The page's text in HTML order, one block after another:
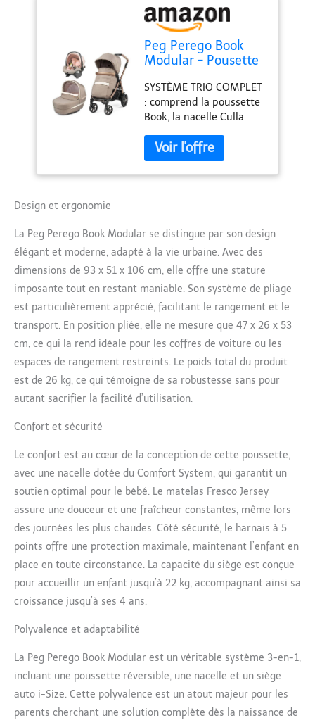
Peg Perego Book
Modular - Pousette
Poussette
Réversible, Nacelle
avec Comfort
System, Siège Auto
i-Size, Roues Soft
Ride, Matelas Fresco
Jersey, Mon Amour
SYSTÈME TRIO COMPLET
: comprend la poussette
Book, la nacelle Culla
Size Primo Viaggio SLK
pour un ensemble
pratique et soigné dans
dossier et le repose-
jambes pour garantir la
position idéale du bébé
MATELAS FRESCO JERSEY
: Matelas et revêtements
intérieurs du berceau en
tissu respirant, doux et
hygiénique pour un
POUSSETTE
CONFORTABLE ET
SPACIEUSE : Homologuée
couverture dédiée La
capote est très large et
extensible, offrant une
accrus pour l'enfant
ROUES SOFT RIDE : Roues
sculptées avec
suspension arrière et
roulements à billes qui
assurent une conduite
fluide sur tous les types
Viaggio SLK voyage dos à
la route jusqu'à 87 cm et
13 kg, adapté également
pour l'avion Il garantit
Design et ergonomie
La Peg Perego Book Modular se distingue par son design
élégant et moderne, adapté à la vie urbaine. Avec des
dimensions de 93 x 51 x 106 cm, elle offre une stature
imposante tout en restant maniable. Son système de pliage
est particulièrement apprécié, facilitant le rangement et le
transport. En position pliée, elle ne mesure que 47 x 26 x 53
cm, ce qui la rend idéale pour les coffres de voiture ou les
espaces de rangement restreints. Le poids total du produit
est de 26 kg, ce qui témoigne de sa robustesse sans pour
autant sacrifier la facilité d’utilisation.
Confort et sécurité
Le confort est au cœur de la conception de cette poussette,
avec une nacelle dotée du Comfort System, qui garantit un
soutien optimal pour le bébé. Le matelas Fresco Jersey
assure une douceur et une fraîcheur constantes, même lors
des journées les plus chaudes. Côté sécurité, le harnais à 5
points offre une protection maximale, maintenant l’enfant en
place en toute circonstance. La capacité du siège est conçue
pour accueillir un enfant jusqu’à 22 kg, accompagnant ainsi sa
croissance jusqu’à ses 4 ans.
Polyvalence et adaptabilité
La Peg Perego Book Modular est un véritable système 3-en-1,
incluant une poussette réversible, une nacelle et un siège
auto i-Size. Cette polyvalence est un atout majeur pour les
parents cherchant une solution complète dès la naissance de